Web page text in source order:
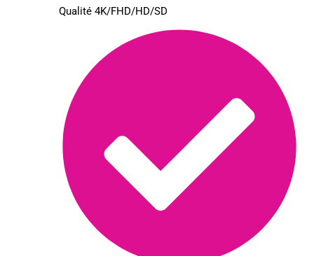
Qualité 4K/FHD/HD/SD